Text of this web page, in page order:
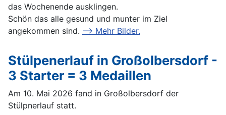
das Wochenende ausklingen.
Schön das alle gesund und munter im Ziel
angekommen sind. --> Mehr Bilder.
Stülpenerlauf in Großolbersdorf -
3 Starter = 3 Medaillen
Am 10. Mai 2026 fand in Großolbersdorf der
Stülpnerlauf statt.